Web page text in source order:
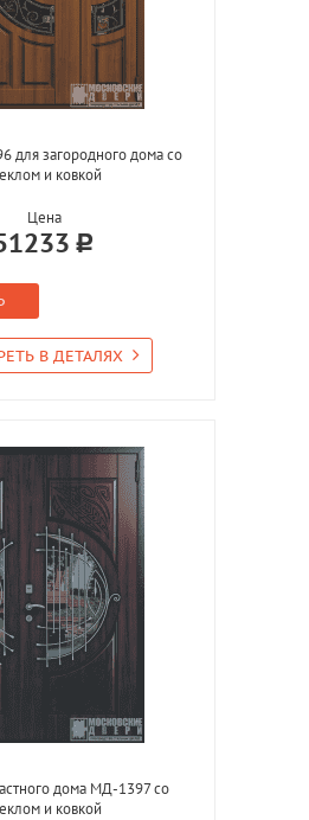
для загородного дома со
и ковкой
Цена
В ДЕТАЛЯХ
дома МД-1397 со
и ковкой